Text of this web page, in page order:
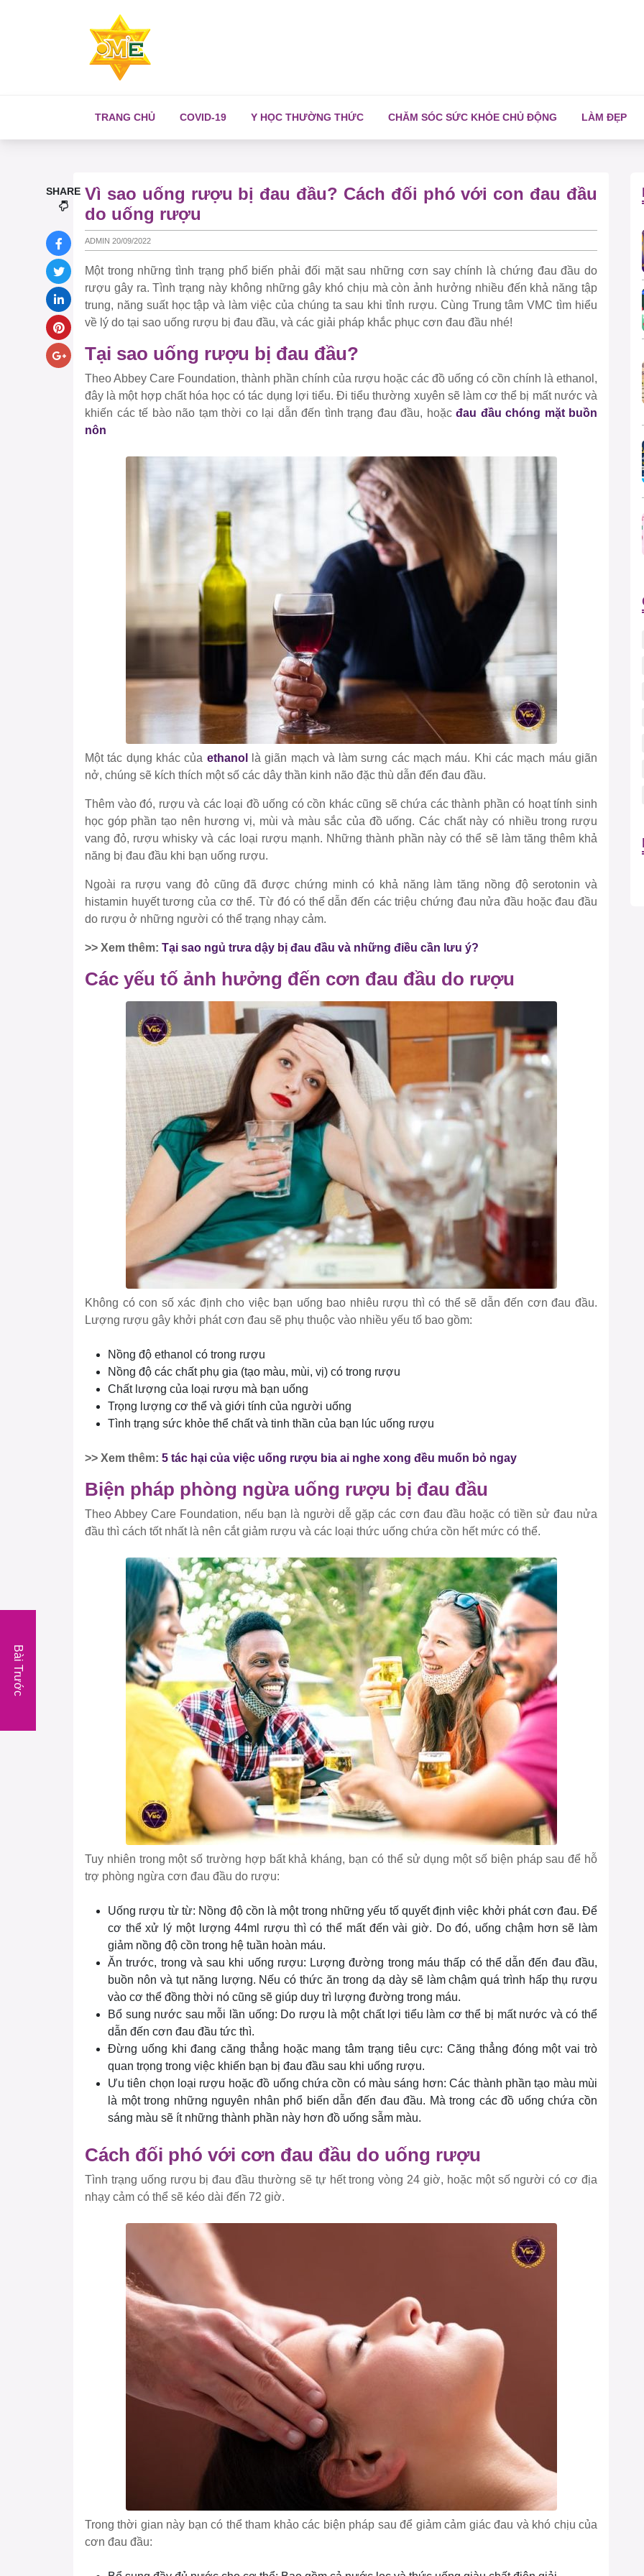
TRANG CHỦ COVID-19 Y HỌC THƯỜNG THỨC CHĂM SÓC SỨC KHỎE CHỦ ĐỘNG LÀM ĐẸP
Vì sao uống rượu bị đau đầu? Cách đối phó với con đau đầu
do uống rượu
ADMIN 20/09/2022
Một trong những tình trạng phổ biến phải đối mặt sau những cơn say chính là chứng đau đầu do
rượu gây ra. Tình trạng này không những gây khó chịu mà còn ảnh hưởng nhiều đến khả năng tập
trung, năng suất học tập và làm việc của chúng ta sau khi tỉnh rượu. Cùng Trung tâm VMC tìm hiểu
về lý do tại sao uống rượu bị đau đầu, và các giải pháp khắc phục cơn đau đầu nhé!
Tại sao uống rượu bị đau đầu?
Theo Abbey Care Foundation, thành phần chính của rượu hoặc các đồ uống có cồn chính là ethanol,
đây là một hợp chất hóa học có tác dụng lợi tiểu. Đi tiểu thường xuyên sẽ làm cơ thể bị mất nước và
khiến các tế bào não tạm thời co lại dẫn đến tình trạng đau đầu, hoặc đau đầu chóng mặt buồn
nôn
Một tác dụng khác của ethanol
là giãn mạch và làm sưng các mạch máu. Khi các mạch máu giãn
nở, chúng sẽ kích thích một số các dây thần kinh não đặc thù dẫn đến đau đầu.
Thêm vào đó, rượu và các loại đồ uống có cồn khác cũng sẽ chứa các thành phần có hoạt tính sinh
học góp phần tạo nên hương vị, mùi và màu sắc của đồ uống. Các chất này có nhiều trong rượu
vang đỏ, rượu whisky và các loại rượu mạnh. Những thành phần này có thể sẽ làm tăng thêm khả
năng bị đau đầu khi bạn uống rượu.
Ngoài ra rượu vang đỏ cũng đã được chứng minh có khả năng làm tăng nồng độ serotonin và
histamin huyết tương của cơ thể. Từ đó có thể dẫn đến các triệu chứng đau nửa đầu hoặc đau đầu
do rượu ở những người có thể trạng nhạy cảm.
>> Xem thêm: Tại sao ngủ trưa dậy bị đau đầu và những điều cần lưu ý?
Các yếu tố ảnh hưởng đến cơn đau đầu do rượu
Không có con số xác định cho việc bạn uống bao nhiêu rượu thì có thể sẽ dẫn đến cơn đau đầu.
Lượng rượu gây khởi phát cơn đau sẽ phụ thuộc vào nhiều yếu tố bao gồm:
Nồng độ ethanol có trong rượu
Nồng độ các chất phụ gia (tạo màu, mùi, vị) có trong rượu
Chất lượng của loại rượu mà bạn uống
Trọng lượng cơ thể và giới tính của người uống
Tình trạng sức khỏe thể chất và tinh thần của bạn lúc uống rượu
>> Xem thêm: 5 tác hại của việc uống rượu bia ai nghe xong đều muốn bỏ ngay
Biện pháp phòng ngừa uống rượu bị đau đầu
Theo Abbey Care Foundation, nếu bạn là người dễ gặp các cơn đau đầu hoặc có tiền sử đau nửa
đầu thì cách tốt nhất là nên cắt giảm rượu và các loại thức uống chứa cồn hết mức có thể.
Tuy nhiên trong một số trường hợp bất khả kháng, bạn có thể sử dụng một số biện pháp sau để hỗ
trợ phòng ngừa cơn đau đầu do rượu:
Uống rượu từ từ: Nồng độ cồn là một trong những yếu tố quyết định việc khởi phát cơn đau. Để
cơ thể xử lý một lượng 44ml rượu thì có thể mất đến vài giờ. Do đó, uống chậm hơn sẽ làm
giảm nồng độ cồn trong hệ tuần hoàn máu.
Ăn trước, trong và sau khi uống rượu: Lượng đường trong máu thấp có thể dẫn đến đau đầu,
buồn nôn và tụt năng lượng. Nếu có thức ăn trong dạ dày sẽ làm chậm quá trình hấp thụ rượu
vào cơ thể đồng thời nó cũng sẽ giúp duy trì lượng đường trong máu.
Bổ sung nước sau mỗi lần uống: Do rượu là một chất lợi tiểu làm cơ thể bị mất nước và có thể
dẫn đến cơn đau đầu tức thì.
Đừng uống khi đang căng thẳng hoặc mang tâm trạng tiêu cực: Căng thẳng đóng một vai trò
quan trọng trong việc khiến bạn bị đau đầu sau khi uống rượu.
Ưu tiên chọn loại rượu hoặc đồ uống chứa cồn có màu sáng hơn: Các thành phần tạo màu mùi
là một trong những nguyên nhân phổ biến dẫn đến đau đầu. Mà trong các đồ uống chứa cồn
sáng màu sẽ ít những thành phần này hơn đồ uống sẫm màu.
Cách đối phó với cơn đau đầu do uống rượu
Tình trạng uống rượu bị đau đầu thường sẽ tự hết trong vòng 24 giờ, hoặc một số người có cơ địa
nhạy cảm có thể sẽ kéo dài đến 72 giờ.
Trong thời gian này bạn có thể tham khảo các biện pháp sau để giảm cảm giác đau và khó chịu của
cơn đau đầu:
SHARE
Bài Trước